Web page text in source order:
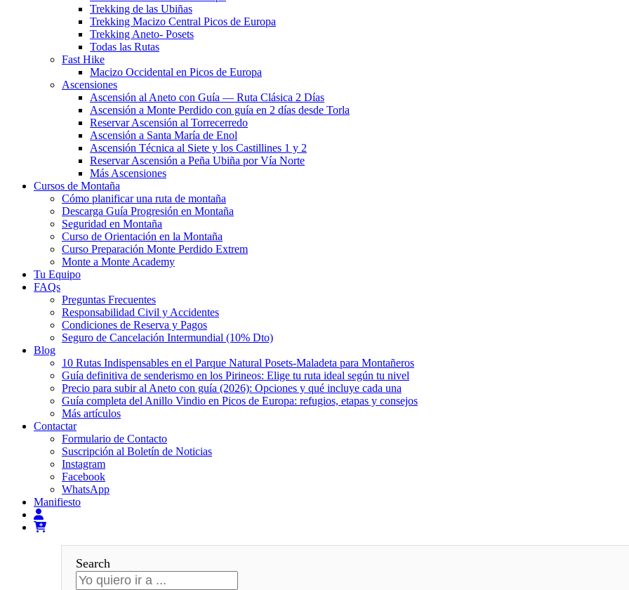
Trekking de las Ubiñas
Trekking Macizo Central Picos de Europa
Trekking Aneto- Posets
Todas las Rutas
Fast Hike
Macizo Occidental en Picos de Europa
Ascensiones
Ascensión al Aneto con Guía — Ruta Clásica 2 Días
Ascensión a Monte Perdido con guía en 2 días desde Torla
Reservar Ascensión al Torrecerredo
Ascensión a Santa María de Enol
Ascensión Técnica al Siete y los Castillines 1 y 2
Reservar Ascensión a Peña Ubiña por Vía Norte
Más Ascensiones
Cursos de Montaña
Cómo planificar una ruta de montaña
Descarga Guía Progresión en Montaña
Seguridad en Montaña
Curso de Orientación en la Montaña
Curso Preparación Monte Perdido Extrem
Monte a Monte Academy
Tu Equipo
FAQs
Preguntas Frecuentes
Responsabilidad Civil y Accidentes
Condiciones de Reserva y Pagos
Seguro de Cancelación Intermundial (10% Dto)
Blog
10 Rutas Indispensables en el Parque Natural Posets-Maladeta para Montañeros
Guía definitiva de senderismo en los Pirineos: Elige tu ruta ideal según tu nivel
Precio para subir al Aneto con guía (2026): Opciones y qué incluye cada una
Guía completa del Anillo Vindio en Picos de Europa: refugios, etapas y consejos
Más artículos
Contactar
Formulario de Contacto
Suscripción al Boletín de Noticias
Instagram
Facebook
WhatsApp
Manifiesto
Search